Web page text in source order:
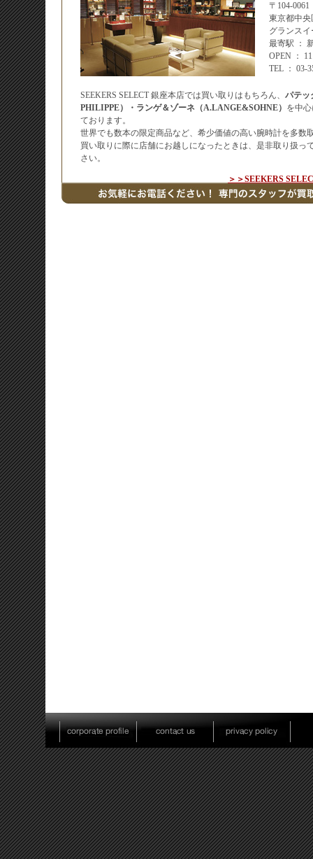
〒104-0061
東京都中央
グランス
最寄駅 ：
OPEN ：
TEL ： 03-
SEEKERS SELECT 銀座本店では買い取りはもちろん、 パテッ
PHILIPPE）・ランゲ＆ゾーネ（A.LANGE&SOHNE） を中
ております。
世界でも数本の限定商品など、希少価値の高い腕時計を多数
買い取りに際に店舗にお越しになったときは、是非取り扱っ
さい。
＞＞SEEKERS